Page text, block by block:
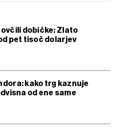
dobičke: Zlato
pet tisoč dolarjev
kako trg kaznuje
od ene same